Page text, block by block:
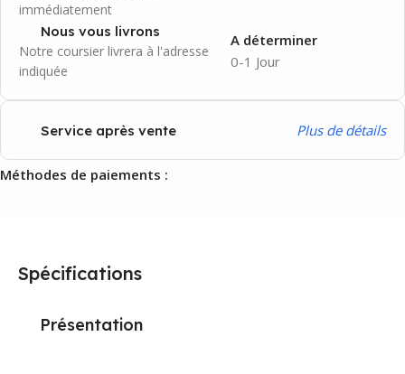
immédiatement
Nous vous livrons
Notre coursier livrera à l'adresse
indiquée
0-1 Jour
A déterminer
Service après vente Plus de détails
Méthodes de paiements :
Spécifications
Présentation